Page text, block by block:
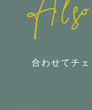
合わせてチ